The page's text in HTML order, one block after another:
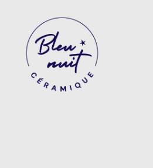
Suivre Bleu Nuit